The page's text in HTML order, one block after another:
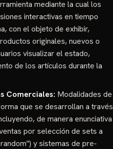
mediante la cual los
interactivas en tiempo
con el objeto de exhibir,
originales, nuevos o
visualizar el estado,
de los artículos durante la
Comerciales: Modalidades de
que se desarrollan a través
de manera enunciativa
por selección de sets a
y sistemas de pre-